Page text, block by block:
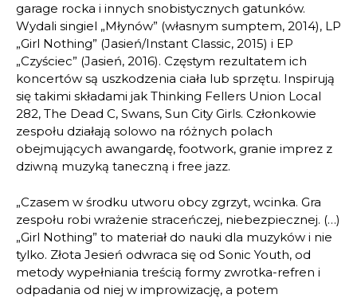
garage rocka i innych snobistycznych gatunków.
Wydali singiel „Młynów” (własnym sumptem, 2014), LP
„Girl Nothing” (Jasień/Instant Classic, 2015) i EP
„Czyściec” (Jasień, 2016). Częstym rezultatem ich
koncertów są uszkodzenia ciała lub sprzętu. Inspirują
się takimi składami jak Thinking Fellers Union Local
282, The Dead C, Swans, Sun City Girls. Członkowie
zespołu działają solowo na różnych polach
obejmujących awangardę, footwork, granie imprez z
dziwną muzyką taneczną i free jazz.
„Czasem w środku utworu obcy zgrzyt, wcinka. Gra
zespołu robi wrażenie straceńczej, niebezpiecznej. (…)
„Girl Nothing” to materiał do nauki dla muzyków i nie
tylko. Złota Jesień odwraca się od Sonic Youth, od
metody wypełniania treścią formy zwrotka-refren i
odpadania od niej w improwizację, a potem